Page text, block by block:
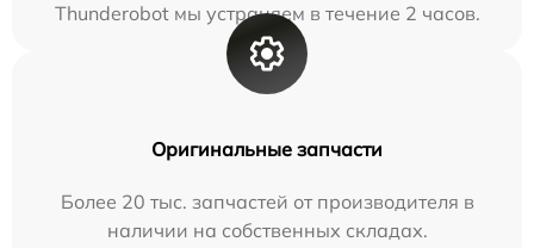
Thunderobot мы устраняем в течение 2 часов.
Оригинальные запчасти
Более 20 тыс. запчастей от производителя в
наличии на собственных складах.